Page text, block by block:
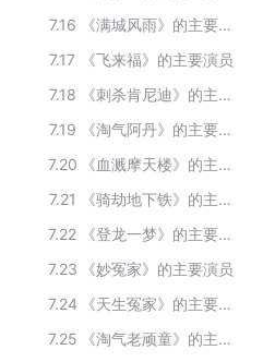
7.16
《满城风雨》的主要演员
7.17
《飞来福》的主要演员
7.18
《刺杀肯尼迪》的主要演员
7.19
《淘气阿丹》的主要演员
7.20
《血溅摩天楼》的主要演员
7.21
《骑劫地下铁》的主要演员
7.22
《登龙一梦》的主要演员
7.23
《妙冤家》的主要演员
7.24
《天生冤家》的主要演员
7.25
《淘气老顽童》的主要演员